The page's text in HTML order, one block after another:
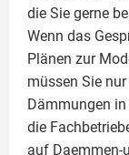
die Sie gerne
Wenn das
Plänen zur
müssen Sie
Dämmungen
die
auf Daemmen-